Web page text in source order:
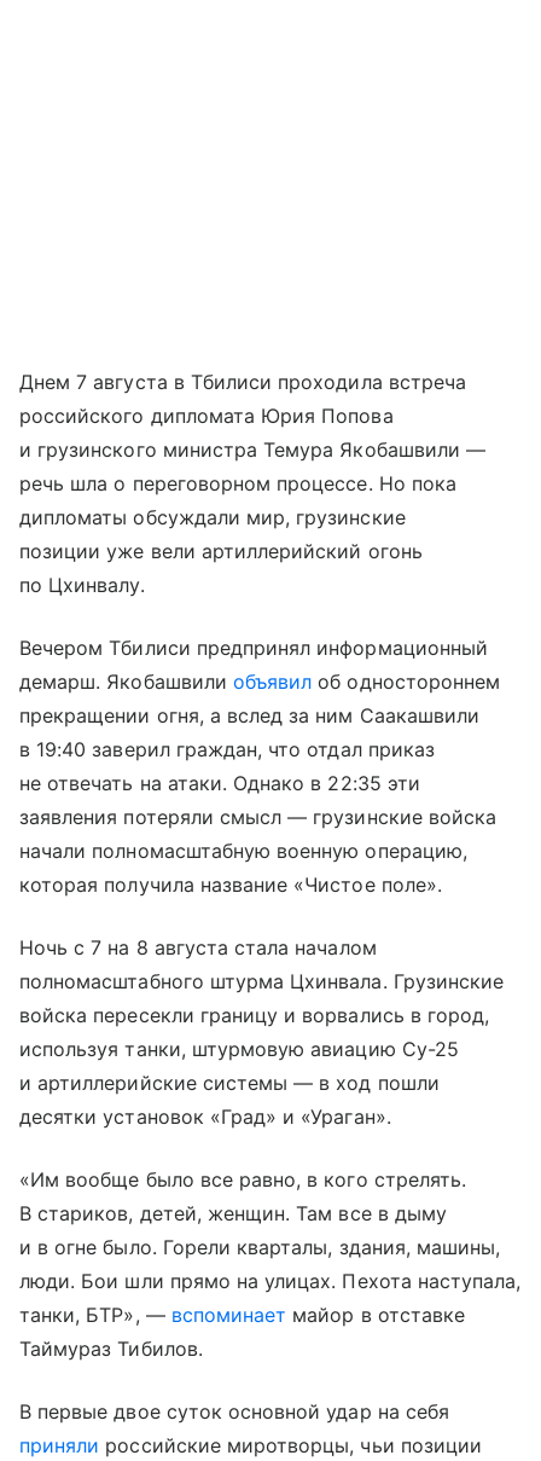
Днем 7 августа в Тбилиси проходила встреча
российского дипломата Юрия Попова
и грузинского министра Темура Якобашвили —
речь шла о переговорном процессе. Но пока
дипломаты обсуждали мир, грузинские
позиции уже вели артиллерийский огонь
по Цхинвалу.
Вечером Тбилиси предпринял информационный
демарш. Якобашвили объявил об одностороннем
прекращении огня, а вслед за ним Саакашвили
в 19:40 заверил граждан, что отдал приказ
не отвечать на атаки. Однако в 22:35 эти
заявления потеряли смысл — грузинские войска
начали полномасштабную военную операцию,
которая получила название «Чистое поле».
Ночь с 7 на 8 августа стала началом
полномасштабного штурма Цхинвала. Грузинские
войска пересекли границу и ворвались в город,
используя танки, штурмовую авиацию Су-25
и артиллерийские системы — в ход пошли
десятки установок «Град» и «Ураган».
«Им вообще было все равно, в кого стрелять.
В стариков, детей, женщин. Там все в дыму
и в огне было. Горели кварталы, здания, машины,
люди. Бои шли прямо на улицах. Пехота наступала,
танки, БТР», — вспоминает майор в отставке
Таймураз Тибилов.
В первые двое суток основной удар на себя
приняли российские миротворцы, чьи позиции